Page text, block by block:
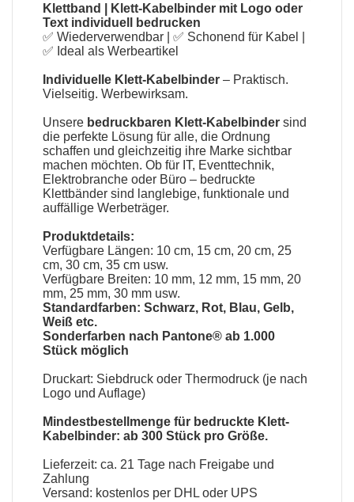
Klettband
Klett-Kabelbinder mit Logo oder
Text individuell bedrucken
✅ Wiederverwendbar | ✅ Schonend für Kabel |
✅ Ideal als Werbeartikel
Individuelle Klett-Kabelbinder – Praktisch.
Vielseitig. Werbewirksam.
Unsere bedruckbaren Klett-Kabelbinder sind
die perfekte Lösung für alle, die Ordnung
schaffen und gleichzeitig ihre Marke sichtbar
machen möchten. Ob für IT, Eventtechnik,
Elektrobranche oder Büro – bedruckte
Klettbänder sind langlebige, funktionale und
auffällige Werbeträger.
Produktdetails:
Verfügbare Längen: 10 cm, 15 cm, 20 cm, 25
cm, 30 cm, 35 cm usw.
Verfügbare Breiten: 10 mm, 12 mm, 15 mm, 20
mm, 25 mm, 30 mm usw.
Standardfarben: Schwarz, Rot, Blau, Gelb,
Weiß etc.
Sonderfarben nach Pantone® ab 1.000
Stück möglich
Druckart: Siebdruck oder Thermodruck (je nach
Logo und Auflage)
Mindestbestellmenge für bedruckte Klett-
Kabelbinder: ab 300 Stück pro Größe.
Lieferzeit: ca. 21 Tage nach Freigabe und
Zahlung
Versand: kostenlos per DHL oder UPS